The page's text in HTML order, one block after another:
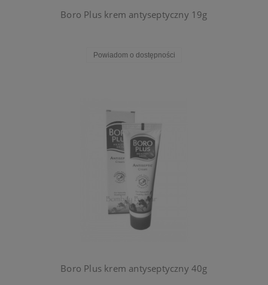
Boro Plus krem antyseptyczny 19g
Powiadom o dostępności
Boro Plus krem antyseptyczny 40g